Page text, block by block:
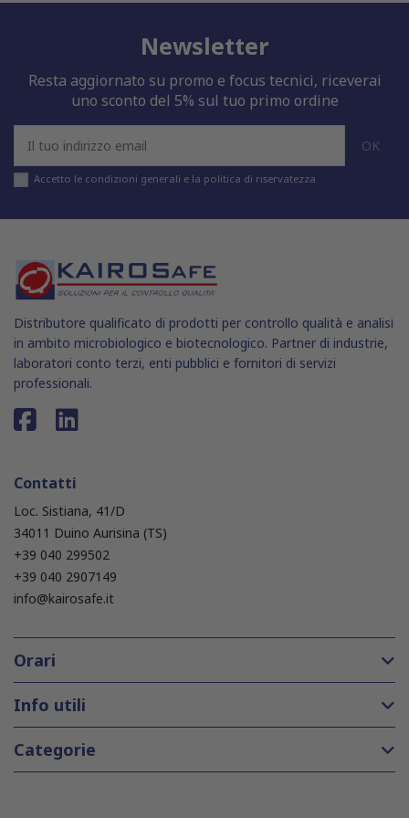
raccolto dal tuo utilizzo dei loro servizi.
Newsletter
Resta aggiornato su promo e focus tecnici, riceverai
uno sconto del 5% sul tuo primo ordine
Accetto le condizioni generali e la politica di riservatezza
Distributore qualificato di prodotti per controllo qualità e analisi
in ambito microbiologico e biotecnologico. Partner di industrie,
laboratori conto terzi, enti pubblici e fornitori di servizi
professionali.
Contatti
Loc. Sistiana, 41/D
34011 Duino Aurisina (TS)
+39 040 299502
+39 040 2907149
info@kairosafe.it
Orari
Info utili
Categorie